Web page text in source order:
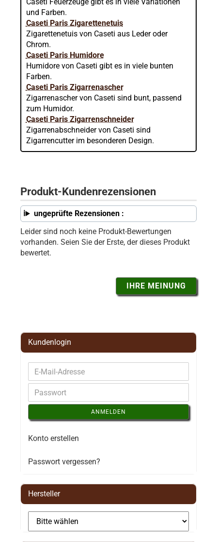
und Farben.
Caseti Paris Zigarettenetuis
Zigarettenetuis von Caseti aus Leder oder
Chrom.
Caseti Paris Humidore
Humidore von Caseti gibt es in viele bunten
Farben.
Caseti Paris Zigarrenascher
Zigarrenascher von Caseti sind bunt, passend
zum Humidor.
Caseti Paris Zigarrenschneider
Zigarrenabschneider von Caseti sind
Zigarrencutter im besonderen Design.
Produkt-Kundenrezensionen
ungeprüfte Rezensionen :
Leider sind noch keine Produkt-Bewertungen
vorhanden. Seien Sie der Erste, der dieses Produkt
bewertet.
IHRE MEINUNG
Kundenlogin
ANMELDEN
Konto erstellen
Passwort vergessen?
Hersteller